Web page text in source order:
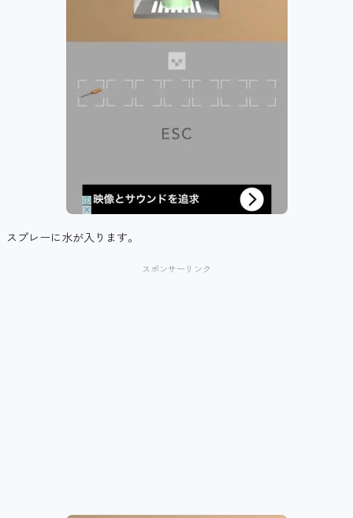
スプレーに水が入ります。
スポンサーリンク